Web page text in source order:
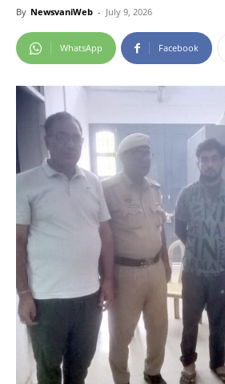
By NewsvaniWeb - July 9, 2026
WhatsApp Facebook